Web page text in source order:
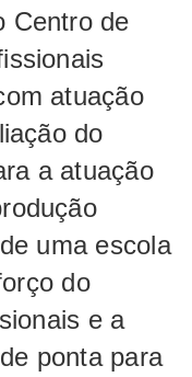
Centro de
atuação
do
a atuação
uma escola
do
e a
ponta para